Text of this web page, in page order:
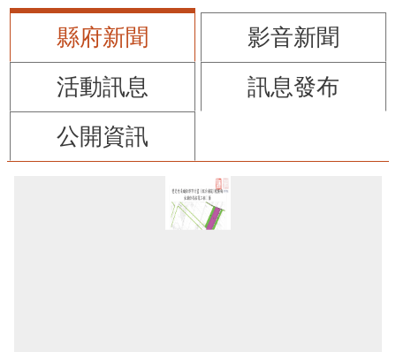
縣府新聞
影音新聞
活動訊息
訊息發布
公開資訊